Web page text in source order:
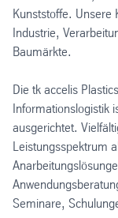
Kunststoffe. Unsere
Industrie,
Baumärkte.
Die tk accelis
Informationslogistik
ausgerichtet.
Leistungsspektrum
Seminare,